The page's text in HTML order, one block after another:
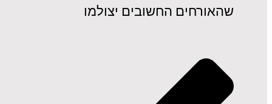
שהאורחים החשובים יצולמו